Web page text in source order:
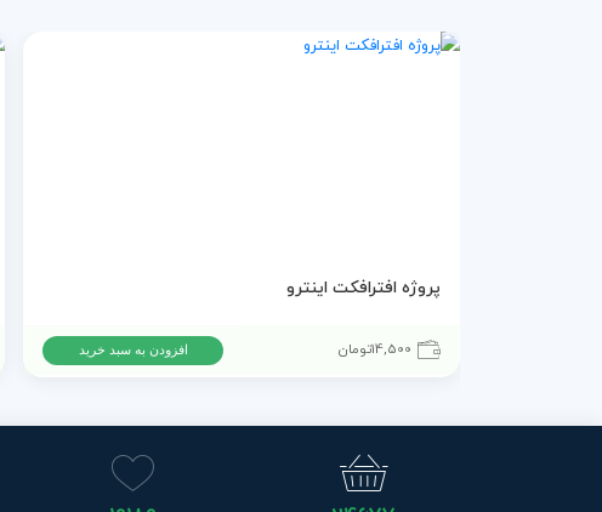
پروژه افترافکت اینترو
14,500تومان افزودن به سبد خرید